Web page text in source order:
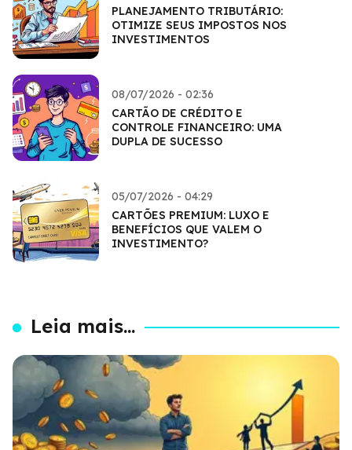
PLANEJAMENTO TRIBUTÁRIO:
OTIMIZE SEUS IMPOSTOS NOS
INVESTIMENTOS
08/07/2026 - 02:36
CARTÃO DE CRÉDITO E
CONTROLE FINANCEIRO: UMA
DUPLA DE SUCESSO
05/07/2026 - 04:29
CARTÕES PREMIUM: LUXO E
BENEFÍCIOS QUE VALEM O
INVESTIMENTO?
Leia mais...